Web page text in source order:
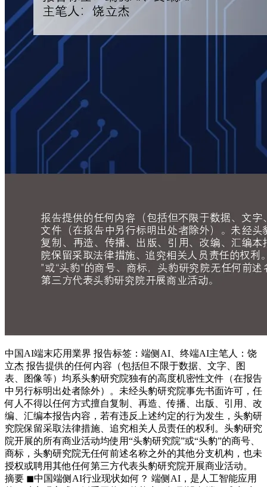
中国AI端末応用業界 报告标签：端侧AI、终端AI主笔人：饶
立杰 报告提供的任何内容（包括但不限于数据、文字、图
表、图像等）均系头豹研究院独有的高度机密性文件（在报告
中另行标明出处者除外）。未经头豹研究院事先书面许可，任
何人不得以任何方式擅自复制、再造、传播、出版、引用、改
编、汇编本报告内容，若有违反上述约定的行为发生，头豹研
究院保留采取法律措施、追究相关人员责任的权利。头豹研究
院开展的所有商业活动均使用“头豹研究院”或“头豹”的商号、
商标，头豹研究院无任何前述名称之外的其他分支机构，也未
授权或聘用其他任何第三方代表头豹研究院开展商业活动。
摘要 ◼中国端侧AI行业现状如何？ 端侧AI，是人工智能应用